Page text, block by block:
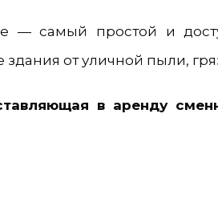
— самый простой и
от уличной пыли,
в аренду